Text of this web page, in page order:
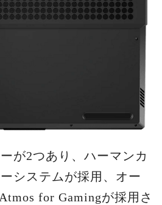
が2つあり、ハーマンカ
システムが採用、オー
for Gamingが採用さ